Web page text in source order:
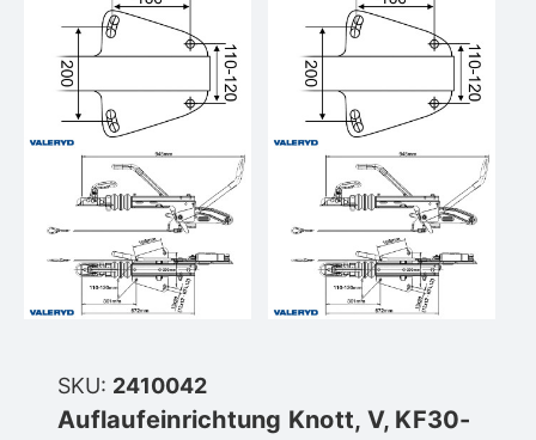
SKU: 2410042
Auflaufeinrichtung Knott, V, KF30-